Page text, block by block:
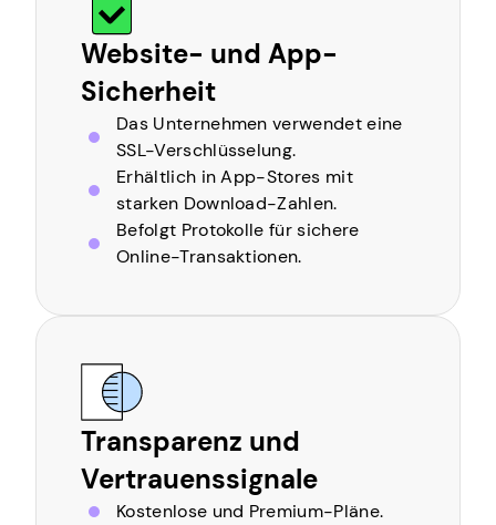
Website- und App-
Sicherheit
Das Unternehmen verwendet eine
SSL-Verschlüsselung.
Erhältlich in App-Stores mit
starken Download-Zahlen.
Befolgt Protokolle für sichere
Online-Transaktionen.
Transparenz und
Vertrauenssignale
Kostenlose und Premium-Pläne.